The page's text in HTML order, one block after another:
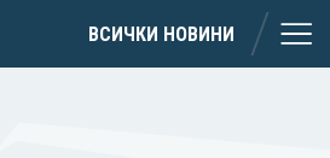
ВСИЧКИ НОВИНИ